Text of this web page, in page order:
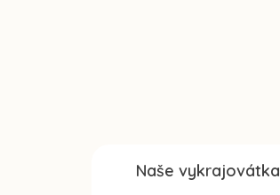
Naše vykrajovátka